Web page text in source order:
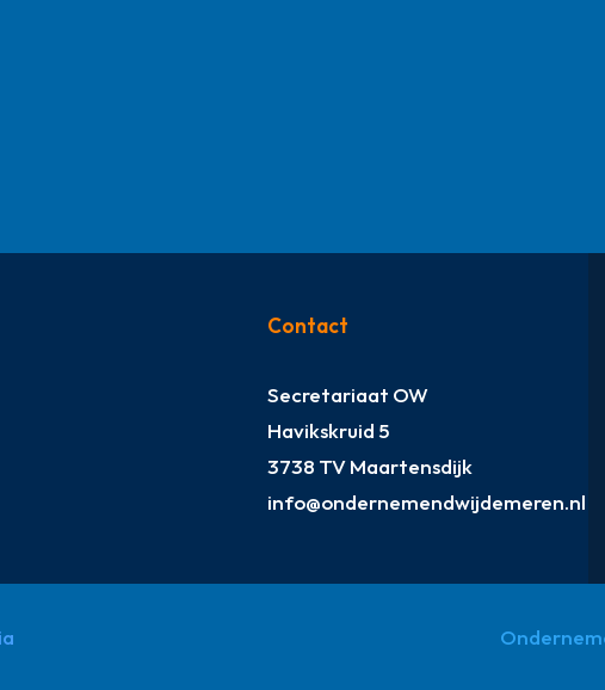
Contact
Secretariaat OW
Havikskruid 5
3738 TV Maartensdijk
info@ondernemendwijdemeren.nl